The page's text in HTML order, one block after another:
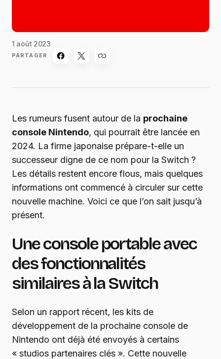
1 août 2023
PARTAGER
Les rumeurs fusent autour de la prochaine
console Nintendo, qui pourrait être lancée en
2024. La firme japonaise prépare-t-elle un
successeur digne de ce nom pour la Switch ?
Les détails restent encore flous, mais quelques
informations ont commencé à circuler sur cette
nouvelle machine. Voici ce que l’on sait jusqu’à
présent.
Une console portable avec
des fonctionnalités
similaires à la Switch
Selon un rapport récent, les kits de
développement de la prochaine console de
Nintendo ont déjà été envoyés à certains
« studios partenaires clés ». Cette nouvelle